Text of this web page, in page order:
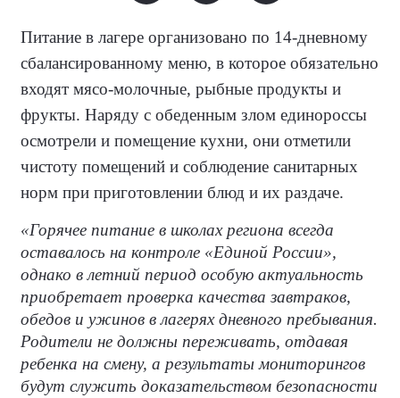
Питание в лагере организовано по 14-дневному
сбалансированному меню, в которое обязательно
входят мясо-молочные, рыбные продукты и
фрукты. Наряду с обеденным злом единороссы
осмотрели и помещение кухни, они отметили
чистоту помещений и соблюдение санитарных
норм при приготовлении блюд и их раздаче.
«Горячее питание в школах региона всегда
оставалось на контроле «Единой России»,
однако в летний период особую актуальность
приобретает проверка качества завтраков,
обедов и ужинов в лагерях дневного пребывания.
Родители не должны переживать, отдавая
ребенка на смену, а результаты мониторингов
будут служить доказательством безопасности